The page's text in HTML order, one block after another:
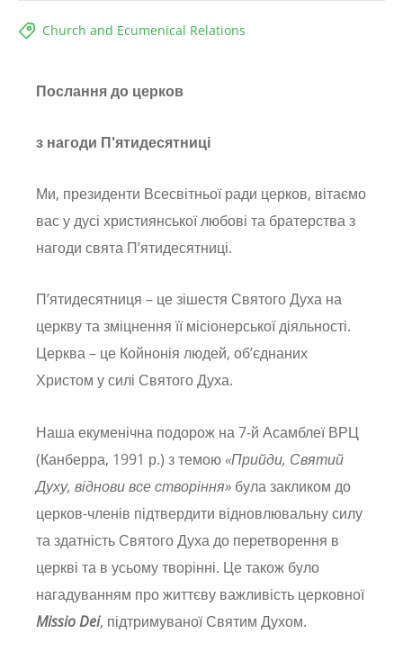
Church and Ecumenical Relations
Послання до церков
з нагоди П'ятидесятниці
Ми, президенти Всесвітньої ради церков, вітаємо
вас у дусі християнської любові та братерства з
нагоди свята П’ятидесятниці.
П’ятидесятниця – це зішестя Святого Духа на
церкву та зміцнення її місіонерської діяльності.
Церква – це Койнонія людей, об’єднаних
Христом у силі Святого Духа.
Наша екуменічна подорож на 7-й Асамблеї ВРЦ
(Канберра, 1991 р.) з темою «Прийди, Святий
Духу, віднови все створіння» була закликом до
церков-членів підтвердити відновлювальну силу
та здатність Святого Духа до перетворення в
церкві та в усьому творінні. Це також було
нагадуванням про життєву важливість церковної
Missio Dei, підтримуваної Святим Духом.